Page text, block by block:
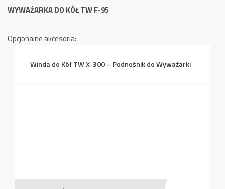
WYWAŻARKA DO KÓŁ TW F-95
Opcjonalne akcesoria:
Winda do Kół TW X-300 – Podnośnik do Wyważarki